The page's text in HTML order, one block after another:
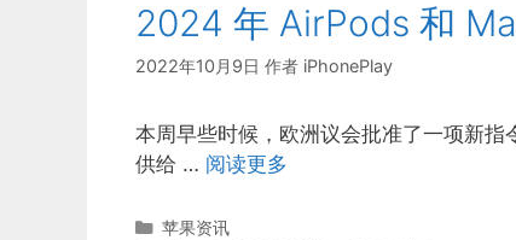
2024 年 AirPods 和
2022年10月9日 作者 iPhonePlay
本周早些时候，欧洲议会批准了一项新
供给 … 阅读更多
分
苹果资讯